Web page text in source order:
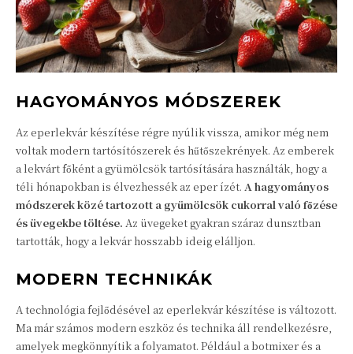
HAGYOMÁNYOS MÓDSZEREK
Az eperlekvár készítése régre nyúlik vissza, amikor még nem
voltak modern tartósítószerek és hűtőszekrények. Az emberek
a lekvárt főként a gyümölcsök tartósítására használták, hogy a
téli hónapokban is élvezhessék az eper ízét. A hagyományos
módszerek közé tartozott a gyümölcsök cukorral való főzése
és üvegekbe töltése. Az üvegeket gyakran száraz dunsztban
tartották, hogy a lekvár hosszabb ideig elálljon.
MODERN TECHNIKÁK
A technológia fejlődésével az eperlekvár készítése is változott.
Ma már számos modern eszköz és technika áll rendelkezésre,
amelyek megkönnyítik a folyamatot. Például a botmixer és a